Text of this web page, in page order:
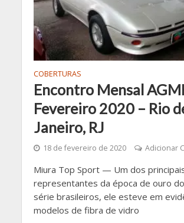
COBERTURAS
Encontro Mensal
Fevereiro 2020 – Rio
Janeiro, RJ
18 de fevereiro de 2020 Adicionar
Miura Top Sport — Um dos
representantes da época de ouro
série brasileiros, ele esteve em
modelos de fibra de vidro